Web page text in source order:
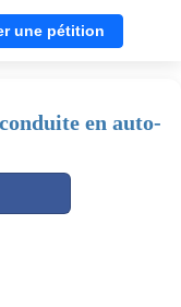
une pétition
en auto-